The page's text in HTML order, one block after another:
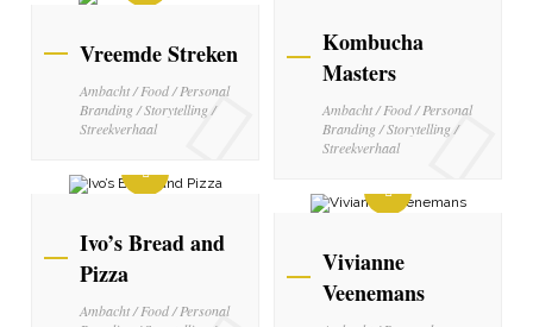
Kombucha
Masters
Ambacht / Food / Personal
Branding / Storytelling /
Streekverhaal
Vreemde Streken
Ambacht / Food / Personal
Branding / Storytelling /
Streekverhaal
Ivo’s Bread and
Pizza
Ambacht / Food / Personal
Vivianne
Veenemans